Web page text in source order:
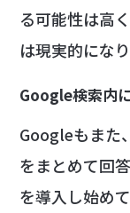
る可能性は高
は現実的になり
Google検索内
Googleもまた
をまとめて回
を導入し始め